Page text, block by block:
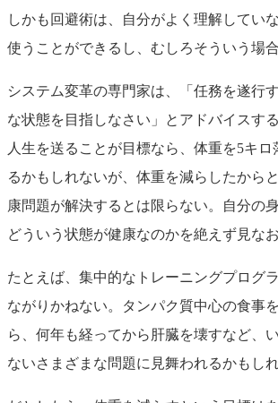
しかも回避術は、自分がよく理解してい
使うことができるし、むしろそういう場
システム変革の専門家は、「任務を遂行
な状態を目指しなさい」とアドバイスす
人生を送ることが目標なら、体重を5キロ
るかもしれないが、体重を減らしたから
康問題が解決するとは限らない。自分の
どういう状態が健康なのかを絶えず見な
たとえば、集中的なトレーニングプログ
ながりかねない。タンパク質中心の食事
ら、何年も経ってから肝臓を壊すなど、
ないさまざまな問題に見舞われるかもしれ